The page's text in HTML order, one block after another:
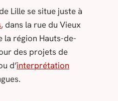
Lille se situe juste à
, dans la rue du Vieux
la région Hauts-de-
des projets de
d’interprétation